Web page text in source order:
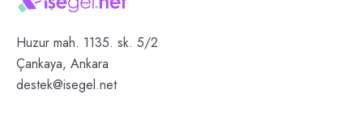
Huzur mah. 1135. sk. 5/2
Çankaya, Ankara
destek@isegel.net